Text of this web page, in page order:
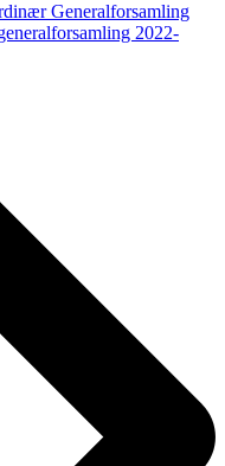
Generalforsamling
2022-